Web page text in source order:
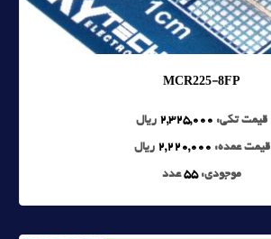
MCR225-8FP
قیمت تکی: 2,325,000 ریال
قیمت عمده: 2,220,000 ریال
موجودی:55عدد